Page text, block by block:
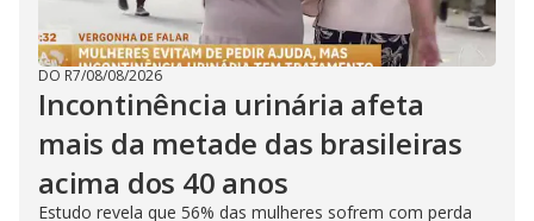
DO R7/08/08/2026
Incontinência urinária afeta
mais da metade das brasileiras
acima dos 40 anos
Estudo revela que 56% das mulheres sofrem com perda